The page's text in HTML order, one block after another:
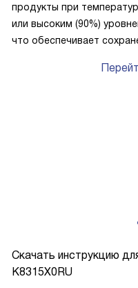
Скачать инструкцию
K8315X0RU
продукты при
или высоким (90%)
что обеспечивает